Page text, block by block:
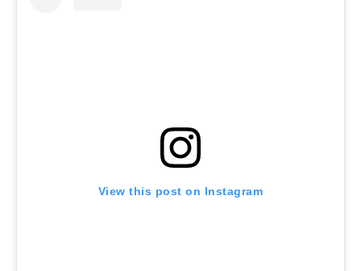
View this post on Instagram